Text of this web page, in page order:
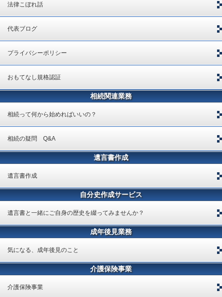
法律こぼれ話
代表ブログ
プライバシーポリシー
おもてなし規格認証
相続関連業務
相続って何から始めればいいの？
相続の疑問 Q&A
遺言書作成
遺言書作成
自分史作成サービス
遺言書と一緒にご自身の歴史を綴ってみませんか？
成年後見業務
気になる、成年後見のこと
介護保険事業
介護保険事業